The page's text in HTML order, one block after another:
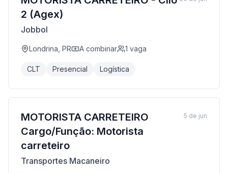
2 (Agex)
Jobbol
Londrina, PR A combinar 1 vaga
CLT Presencial Logística
MOTORISTA CARRETEIRO
Cargo/Função: Motorista
carreteiro
Transportes Macaneiro
5 de jun